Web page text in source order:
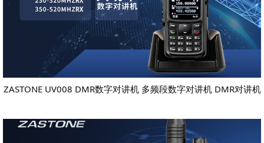
ZASTONE UV008 DMR数字对讲机 多频段数字对讲机 DMR对讲机